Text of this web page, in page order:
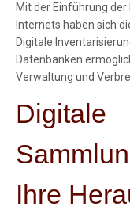
Mit der Einführung
Internets haben sich
Digitale
Datenbanken
Verwaltung und
Digitale
Ihre